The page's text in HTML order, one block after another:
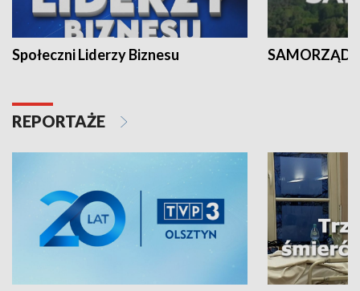
Społeczni Liderzy Biznesu SAMORZĄD
REPORTAŻE